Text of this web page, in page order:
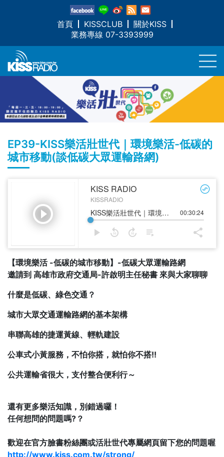
首頁 KISSCLUB
關於KISS
業務專線 07-3393999
EP39-KISS樂活壯世代｜環境樂活-低碳的
城市移動(談低碳大眾運輸路網)
【環境樂活 -低碳的城市移動】-低碳大眾運輸路網
邀請到 高雄市政府交通局-許啟明主任秘書 來與大家聊聊
​​​​​​什麼是低碳、綠色交通？
城市大眾交通運輸路網的基本架構
串聯高雄的捷運黃線、輕軌建設
公車式小黃服務，不怕你搭，就怕你不搭!!
公共運輸省很大，支付整合便利行～
還有更多樂活知識，別錯過囉！
任何想問的問題嗎?？
歡迎在官方臉書粉絲團或活壯世代專屬網頁留下您的問題喔
http://www.kiss.com.tw/strong/